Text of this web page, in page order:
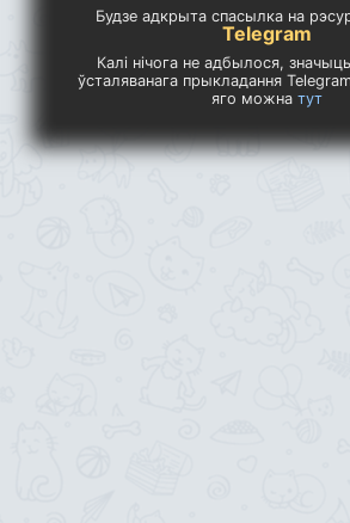
Будзе адкрыта спасылка на
Telegram
Калі нічога не адбылося,
ўсталяванага прыкладання
яго можнатут